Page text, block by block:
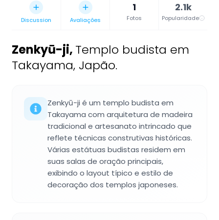
Discussion Avaliações
1
Fotos
2.1k
Popularidade
Zenkyū-ji, Templo budista em
Takayama, Japão.
Zenkyū-ji é um templo budista em
Takayama com arquitetura de madeira
tradicional e artesanato intrincado que
reflete técnicas construtivas históricas.
Várias estátuas budistas residem em
suas salas de oração principais,
exibindo o layout típico e estilo de
decoração dos templos japoneses.